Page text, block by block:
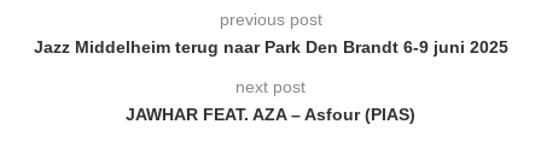
previous post
Jazz Middelheim terug naar Park Den Brandt 6-9 juni 2025
next post
JAWHAR FEAT. AZA – Asfour (PIAS)